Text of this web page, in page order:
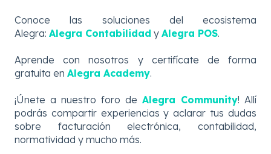
Conoce las soluciones del ecosistema
Alegra: Alegra Contabilidad y Alegra POS.
Aprende con nosotros y certifícate de forma
gratuita en Alegra Academy.
¡Únete a nuestro foro de Alegra Community! Allí
podrás compartir experiencias y aclarar tus dudas
sobre facturación electrónica, contabilidad,
normatividad y mucho más.